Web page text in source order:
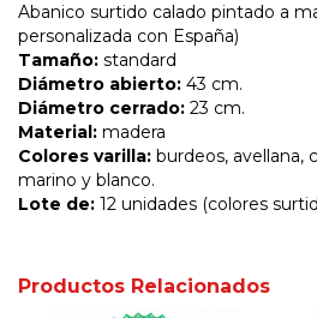
Abanico surtido calado pintado a
personalizada con España)
Tamaño: standard
Diámetro abierto: 43 cm.
Diámetro cerrado: 23 cm.
Material: madera
Colores varilla: burdeos, avellana,
marino y blanco.
Lote de: 12 unidades (colores
Productos Relacionados